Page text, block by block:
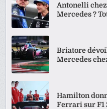
Antonelli
Mercedes ?
Briatore
Mercedes
Hamilton
Ferrari sur F1